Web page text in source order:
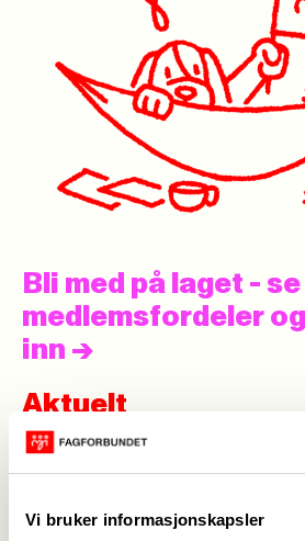
Vi bruker informasjonskapsler
Bli med på laget - se
medlemsfordeler
inn ->
Aktuelt
Se alle->